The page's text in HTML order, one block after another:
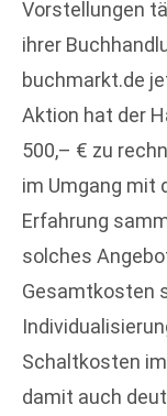
Vorstellungen
ihrer
buchmarkt.de
Aktion hat der
500,– € zu
im Umgang mit
Erfahrung
solches
Gesamtkosten
Schaltkosten
damit auch